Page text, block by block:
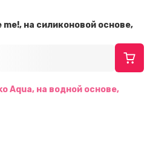
me!, на силиконовой основе,